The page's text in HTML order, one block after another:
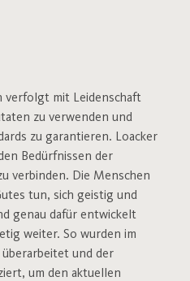
verfolgt mit Leidenschaft
zu verwenden und
zu garantieren. Loacker
Bedürfnissen der
verbinden. Die Menschen
tun, sich geistig und
genau dafür entwickelt
weiter. So wurden im
überarbeitet und der
um den aktuellen